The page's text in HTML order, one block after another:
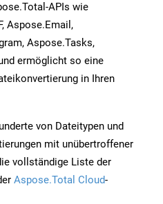
APIs wie
Aspose.Email,
Aspose.Tasks,
ermöglicht so eine
in Ihren
von Dateitypen und
mit unübertroffener
vollständige Liste der
Aspose.Total Cloud-